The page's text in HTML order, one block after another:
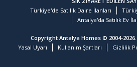
Türkiye'de Satılık Daire İlanları
Antalya'da Satılık Ev
Copyright Antalya Homes © 2004-2026.
Yasal Uyarı
Kullanım Şartları Gizlilik